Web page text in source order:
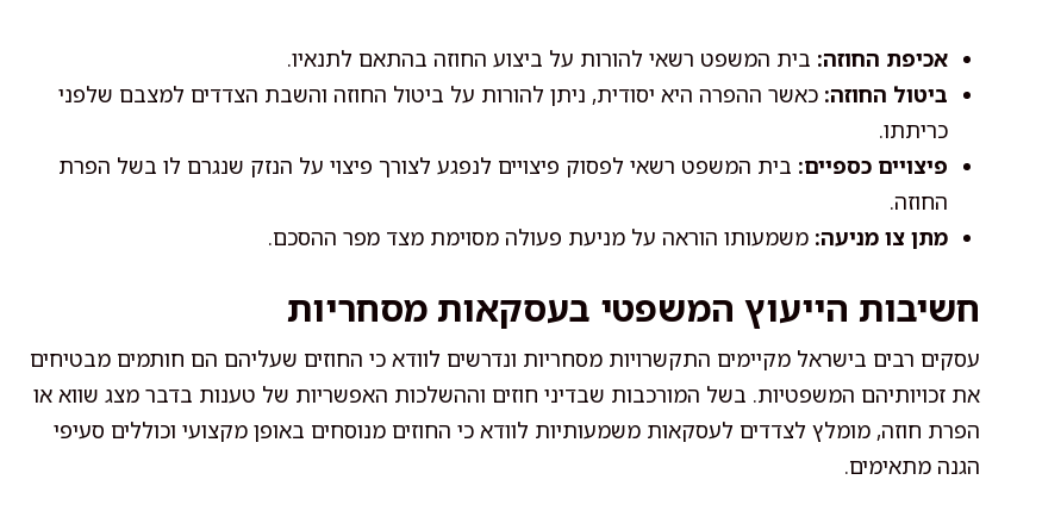
אכיפת החוזה: בית המשפט רשאי להורות על ביצוע החוזה בהתאם לתנאיו.
ביטול החוזה: כאשר ההפרה היא יסודית, ניתן להורות על ביטול החוזה והשבת הצדדים למצבם שלפני
כריתתו.
פיצויים כספיים: בית המשפט רשאי לפסוק פיצויים לנפגע לצורך פיצוי על הנזק שנגרם לו בשל הפרת
החוזה.
מתן צו מניעה: משמעותו הוראה על מניעת פעולה מסוימת מצד מפר ההסכם.
חשיבות הייעוץ המשפטי בעסקאות מסחריות
עסקים רבים בישראל מקיימים התקשרויות מסחריות ונדרשים לוודא כי החוזים שעליהם הם חותמים מבטיחים
את זכויותיהם המשפטיות. בשל המורכבות שבדיני חוזים וההשלכות האפשריות של טענות בדבר מצג שווא או
הפרת חוזה, מומלץ לצדדים לעסקאות משמעותיות לוודא כי החוזים מנוסחים באופן מקצועי וכוללים סעיפי
הגנה מתאימים.